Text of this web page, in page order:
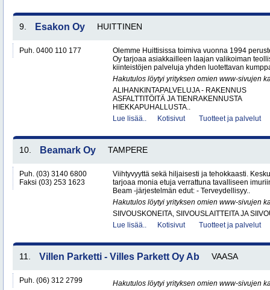
9. Esakon Oy HUITTINEN
Puh. 0400 110 177
Olemme Huittisissa toimiva vuonna 1994
Oy tarjoaa asiakkailleen laajan valikoiman
kiinteistöjen palveluja yhden luotettavan
Hakutulos löytyi yrityksen omien www-sivujen
ALIHANKINTAPALVELUJA - RAKENNUS
ASFALTTITÖITÄ JA TIENRAKENNUSTA
HIEKKAPUHALLUSTA..
Lue lisää..
Kotisivut Tuotteet ja palvelut
10. Beamark Oy TAMPERE
Puh. (03) 3140 6800
Faksi (03) 253 1623
Viihtyvyyttä sekä hiljaisesti ja tehokkaasti.
tarjoaa monia etuja verrattuna tavalliseen
Beam -järjestelmän edut: - Terveydellisyy..
Hakutulos löytyi yrityksen omien www-sivujen
SIIVOUSKONEITA, SIIVOUSLAITTEITA JA
Lue lisää..
Kotisivut Tuotteet ja palvelut
11. Villen Parketti - Villes Parkett Oy Ab VAASA
Puh. (06) 312 2799
Hakutulos löytyi yrityksen omien www-sivujen